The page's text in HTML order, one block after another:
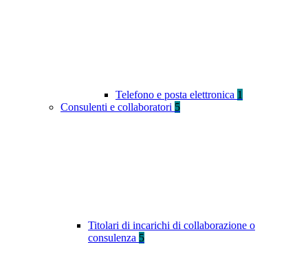
Telefono e posta elettronica 1
Consulenti e collaboratori 5
Titolari di incarichi di collaborazione o
consulenza 5